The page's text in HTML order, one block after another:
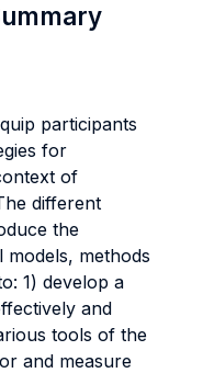
participants
for
of
different
the
methods
1) develop a
and
tools of the
and measure